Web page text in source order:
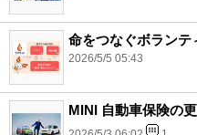
命をつなぐボランテ
2026/5/5 05:43
MINI 自動車保険の